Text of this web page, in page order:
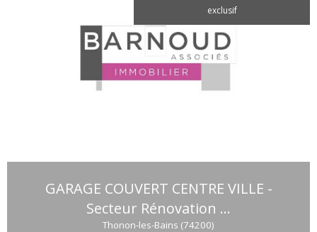
exclusif
GARAGE COUVERT CENTRE VILLE -
Secteur Rénovation ...
Thonon-les-Bains (74200)